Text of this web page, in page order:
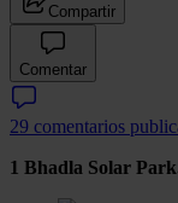
Compartir
Comentar
29 comentarios
1 Bhadla Solar